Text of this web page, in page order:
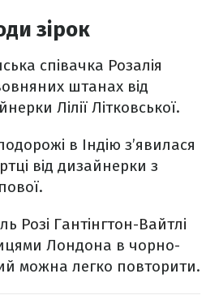
зірок
співачка Розалія
штанах від
Лілії Літковської.
в Індію з’явилася
від дизайнерки з
Розі Гантінгтон-Вайтлі
Лондона в чорно-
можна легко повторити.